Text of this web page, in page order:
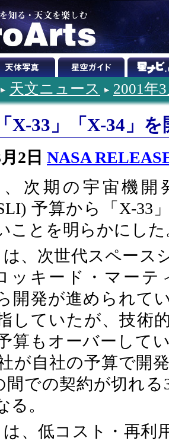
天文ニュース 2001年
X-33」「X-34」
2日 NASA
次期の宇宙機開
予算から「X-33
ことを明らかにした
は、次世代スペー
ッキード・マーテ
開発が進められて
していたが、技術
算もオーバーして
が自社の予算で開
間での契約が切れる
る。
は、低コスト・再